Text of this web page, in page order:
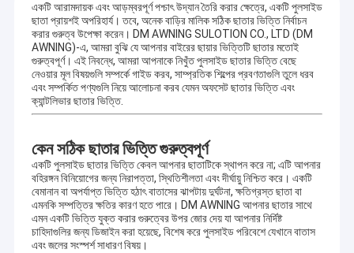
একটি আরামদায়ক এবং আড়ম্বরপূর্ণ পশ্চাৎ উদ্যান তৈরি করার ক্ষেত্রে, একটি পুলসাইড
ছাতা প্রায়শই অপরিহার্য। তবে, অনেক বাড়ির মালিক সঠিক ছাতার ভিত্তি নির্বাচন
করার গুরুত্ব উপেক্ষা করেন। DM AWNING SULOTION CO., LTD (DM
AWNING)-এ, আমরা বুঝি যে আপনার বাইরের ছায়ার ভিত্তিটি ছাতার মতোই
গুরুত্বপূর্ণ। এই নিবন্ধে, আমরা আপনাকে নিখুঁত পুলসাইড ছাতার ভিত্তি বেছে
নেওয়ার মূল বিষয়গুলি সম্পর্কে গাইড করব, সাম্প্রতিক শিল্পের প্রবণতাগুলি তুলে ধরব
এবং সম্পর্কিত পণ্যগুলি নিয়ে আলোচনা করব যেমনঅফসেট ছাতার ভিত্তিএবং
ক্যান্টলিভার ছাতার ভিত্তি.
কেন সঠিক ছাতার ভিত্তি গুরুত্বপূর্ণ
একটি পুলসাইড ছাতার ভিত্তি কেবল আপনার ছাতাটিকে স্থাপন করে না; এটি আপনার
বহিরঙ্গন বিনিয়োগের জন্য নিরাপত্তা, স্থিতিশীলতা এবং দীর্ঘায়ু নিশ্চিত করে। একটি
বেমানান বা অপর্যাপ্ত ভিত্তি হঠাৎ বাতাসের ঝাপটায় দুর্ঘটনা, ক্ষতিগ্রস্ত ছাতা বা
এমনকি সম্পত্তির ক্ষতির কারণ হতে পারে। DM AWNING আপনার ছাতার সাথে
এমন একটি ভিত্তি যুক্ত করার গুরুত্বের উপর জোর দেয় যা আপনার নির্দিষ্ট
চাহিদাগুলির জন্য ডিজাইন করা হয়েছে, বিশেষ করে পুলসাইড পরিবেশে যেখানে বাতাস
এবং জলের সংস্পর্শ সাধারণ বিষয়।